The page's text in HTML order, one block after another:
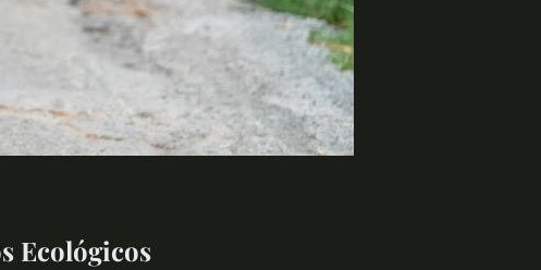
Ecológicos